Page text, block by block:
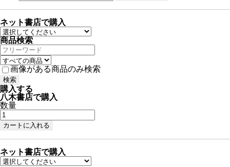
ネット書店で購入
商品検索
画像がある商品のみ検索
購入する
八木書店で購入
数量
ネット書店で購入